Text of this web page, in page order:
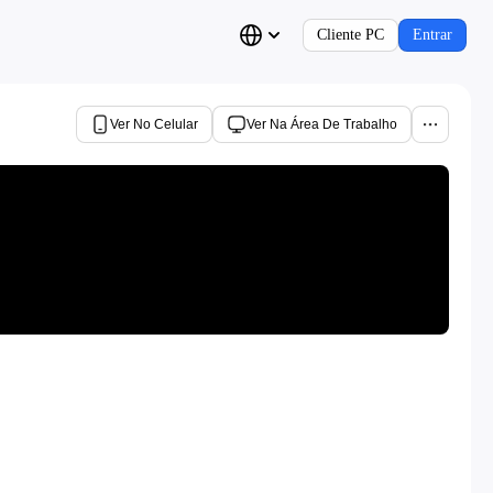
Cliente PC Entrar
Ver No Celular Ver Na Área De Trabalho